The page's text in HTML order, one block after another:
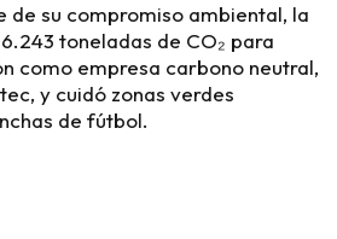
de su compromiso ambiental, la
toneladas de CO₂ para
como empresa carbono neutral,
y cuidó zonas verdes
de fútbol.